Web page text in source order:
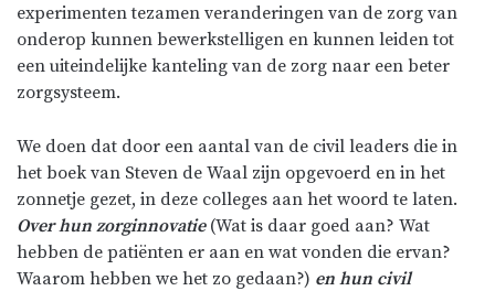
experimenten tezamen veranderingen van de zorg van
onderop kunnen bewerkstelligen en kunnen leiden tot
een uiteindelijke kanteling van de zorg naar een beter
zorgsysteem.
We doen dat door een aantal van de civil leaders die in
het boek van Steven de Waal zijn opgevoerd en in het
zonnetje gezet, in deze colleges aan het woord te laten.
Over hun zorginnovatie(Wat is daar goed aan? Wat
hebben de patiënten er aan en wat vonden die ervan?
Waarom hebben we het zo gedaan?) en hun civil